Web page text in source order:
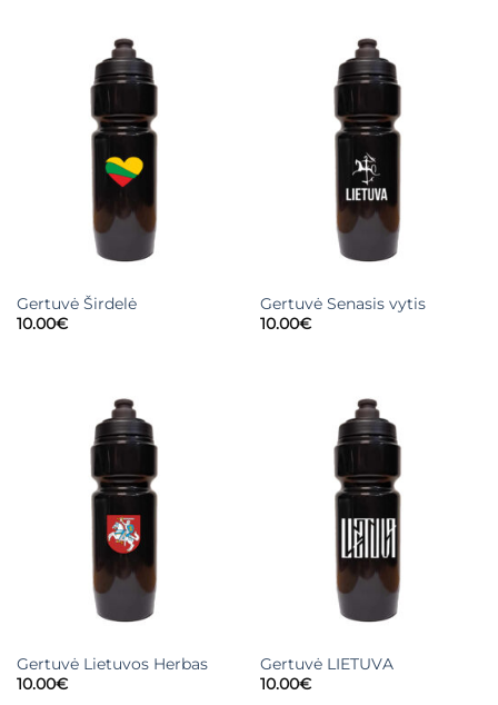
Gertuvė Širdelė
10.00€
Gertuvė Senasis vytis
10.00€
Gertuvė Lietuvos Herbas
10.00€
Gertuvė LIETUVA
10.00€